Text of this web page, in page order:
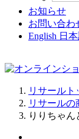
お知らせ
お問い合わ
English 日
リサールト
リサールの
りりちゃん